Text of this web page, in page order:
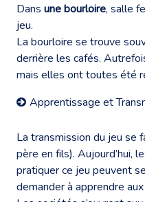
Dans une bourloire, salle
jeu.
La bourloire se trouve
derrière les cafés.
mais elles ont toutes été
Apprentissage et
La transmission du jeu se
père en fils). Aujourd’hui,
pratiquer ce jeu peuvent
demander à apprendre